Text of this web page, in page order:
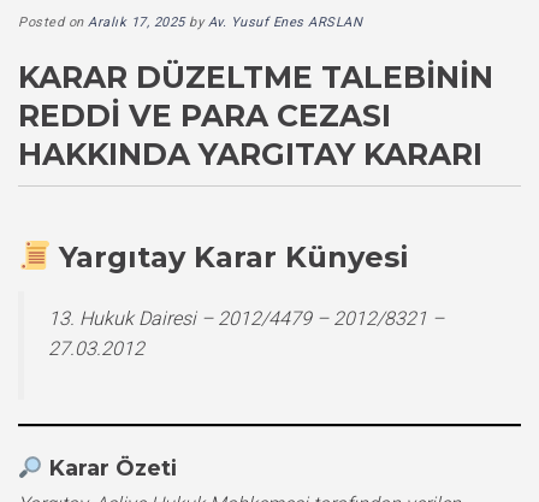
Posted on Aralık 17, 2025byAv. Yusuf Enes ARSLAN
KARAR DÜZELTME TALEBININ
REDDI VE PARA CEZASI
HAKKINDA YARGITAY KARARI
Yargıtay Karar Künyesi
13. Hukuk Dairesi – 2012/4479 – 2012/8321 –
27.03.2012
Karar Özeti